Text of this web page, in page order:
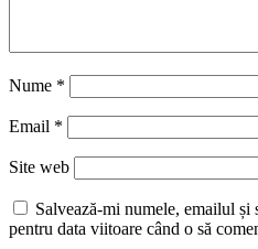
Nume *
Email *
Site web
Salvează-mi numele, emailul
pentru data viitoare când o să